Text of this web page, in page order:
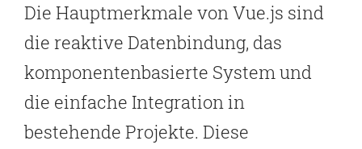
Die Hauptmerkmale von Vue.js sind
die reaktive Datenbindung, das
komponentenbasierte System und
die einfache Integration in
bestehende Projekte. Diese